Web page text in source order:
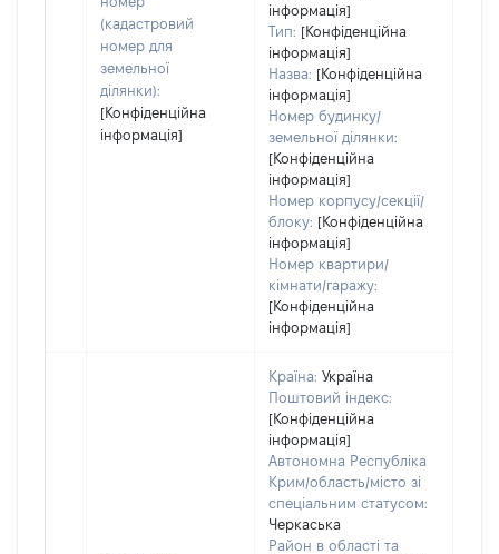
(кадастровий
номер для
земельної
ділянки):
[Конфіденційна
інформація]
інформація]
Тип: [Конфіденційна
інформація]
Назва: [Конфіденційна
інформація]
Номер будинку/
земельної ділянки:
[Конфіденційна
інформація]
Номер корпусу/секції/
блоку: [Конфіденційна
інформація]
Номер квартири/
кімнати/гаражу:
[Конфіденційна
інформація]
Країна: Україна
Поштовий індекс:
[Конфіденційна
інформація]
Автономна Республіка
Крим/область/місто зі
спеціальним статусом:
Черкаська
Район в області та